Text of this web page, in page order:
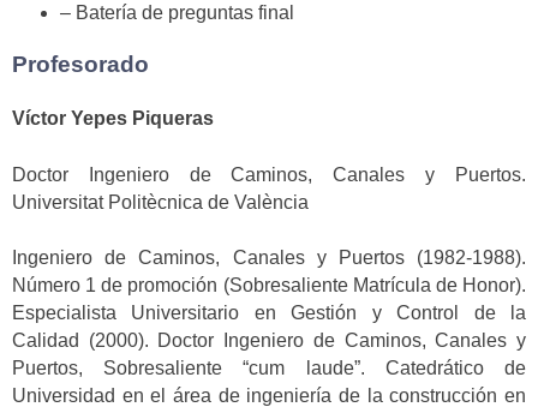
– Batería de preguntas final
Profesorado
Víctor Yepes Piqueras
Doctor Ingeniero de Caminos, Canales y Puertos.
Universitat Politècnica de València
Ingeniero de Caminos, Canales y Puertos (1982-1988).
Número 1 de promoción (Sobresaliente Matrícula de Honor).
Especialista Universitario en Gestión y Control de la
Calidad (2000). Doctor Ingeniero de Caminos, Canales y
Puertos, Sobresaliente “cum laude”. Catedrático de
Universidad en el área de ingeniería de la construcción en